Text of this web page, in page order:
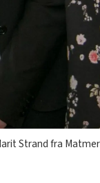
Strand fra